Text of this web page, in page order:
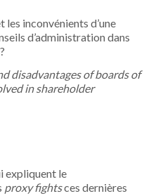
les inconvénients d’une
d’administration dans
disadvantages of boards of
in shareholder
expliquent le
proxy fightsces dernières